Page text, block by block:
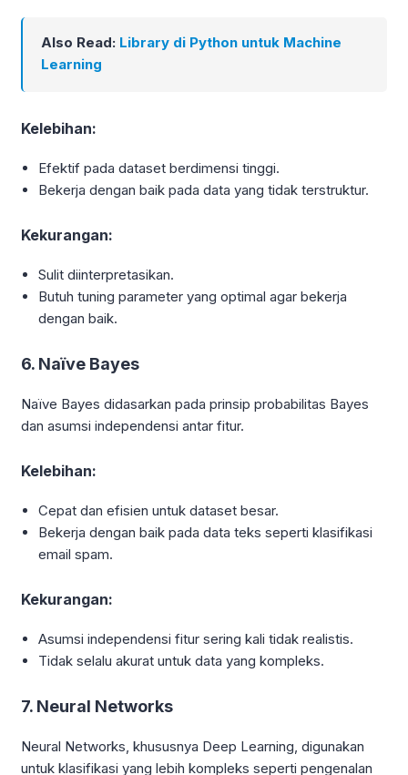
Also Read: Library di Python untuk Machine
Learning
Kelebihan:
Efektif pada dataset berdimensi tinggi.
Bekerja dengan baik pada data yang tidak terstruktur.
Kekurangan:
Sulit diinterpretasikan.
Butuh tuning parameter yang optimal agar bekerja
dengan baik.
6. Naïve Bayes
Naïve Bayes didasarkan pada prinsip probabilitas Bayes
dan asumsi independensi antar fitur.
Kelebihan:
Cepat dan efisien untuk dataset besar.
Bekerja dengan baik pada data teks seperti klasifikasi
email spam.
Kekurangan:
Asumsi independensi fitur sering kali tidak realistis.
Tidak selalu akurat untuk data yang kompleks.
7. Neural Networks
Neural Networks, khususnya Deep Learning, digunakan
untuk klasifikasi yang lebih kompleks seperti pengenalan